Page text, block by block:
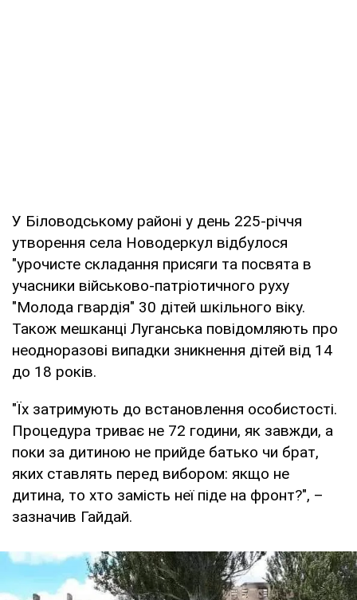
У Біловодському районі у день 225-річчя
утворення села Новодеркул відбулося
"урочисте складання присяги та посвята в
учасники військово-патріотичного руху
"Молода гвардія" 30 дітей шкільного віку.
Також мешканці Луганська повідомляють про
неодноразові випадки зникнення дітей від 14
до 18 років.
"Їх затримують до встановлення особистості.
Процедура триває не 72 години, як завжди, а
поки за дитиною не прийде батько чи брат,
яких ставлять перед вибором: якщо не
дитина, то хто замість неї піде на фронт?", –
зазначив Гайдай.